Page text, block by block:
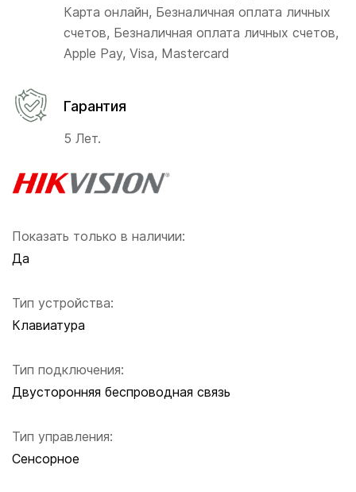
Показать только в наличии:
Да
Тип устройства:
Клавиатура
Тип подключения:
Двусторонняя беспроводная связь
Тип управления:
Сенсорное
Карта онлайн, Безналичная оплата личных
счетов, Безналичная оплата личных счетов,
Apple Pay, Visa, Mastercard
Гарантия
5 Лет.